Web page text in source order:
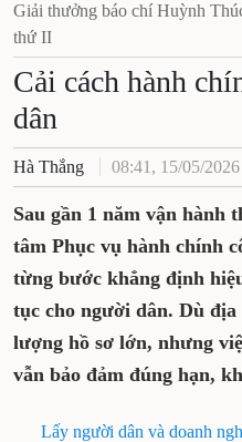
Giải thưởng báo chí Huỳnh
thứ II
​​​​​​​Cải cách hành
dân
Hà Thắng 08:41, 15/05/2026
Sau gần 1 năm vận hành
tâm Phục vụ hành chính
từng bước khẳng định
tục cho người dân. Dù
lượng hồ sơ lớn, nhưng
vẫn bảo đảm đúng hạn,
Lấy người dân và doanh